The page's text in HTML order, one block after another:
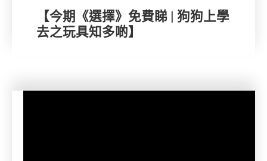
【今期《選擇》免費睇 | 狗狗上學
去之玩具知多啲】